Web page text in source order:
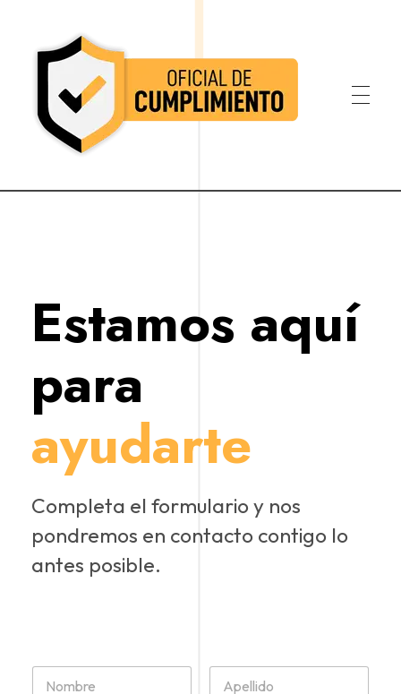
Estamos aquí
para
ayudarte
Completa el formulario y nos
pondremos en contacto contigo lo
antes posible.